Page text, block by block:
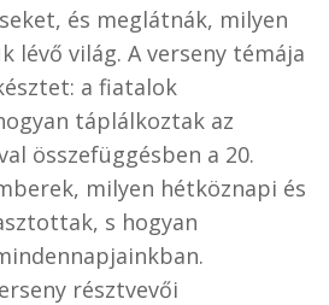
és meglátnák, milyen
lévő világ. A verseny témája
a fiatalok
táplálkoztak az
összefüggésben a 20.
milyen hétköznapi és
s hogyan
résztvevői